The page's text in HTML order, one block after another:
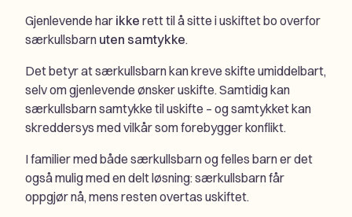
Gjenlevende har ikke rett til å sitte i uskiftet bo overfor
særkullsbarn uten samtykke.
Det betyr at særkullsbarn kan kreve skifte umiddelbart,
selv om gjenlevende ønsker uskifte. Samtidig kan
særkullsbarn samtykke til uskifte – og samtykket kan
skreddersys med vilkår som forebygger konflikt.
I familier med både særkullsbarn og felles barn er det
også mulig med en delt løsning: særkullsbarn får
oppgjør nå, mens resten overtas uskiftet.